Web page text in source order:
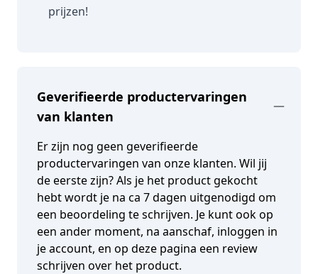
prijzen!
Geverifieerde productervaringen
van klanten
Er zijn nog geen geverifieerde
productervaringen van onze klanten. Wil jij
de eerste zijn? Als je het product gekocht
hebt wordt je na ca 7 dagen uitgenodigd om
een beoordeling te schrijven. Je kunt ook op
een ander moment, na aanschaf, inloggen in
je account, en op deze pagina een review
schrijven over het product.